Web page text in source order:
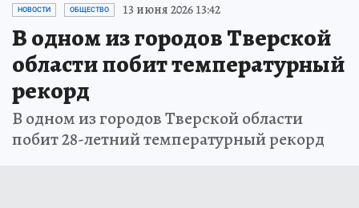
НОВОСТИ ОБЩЕСТВО 13 июня 2026 13:42
В одном из городов Тверской
области побит температурный
рекорд
В одном из городов Тверской области
побит 28-летний температурный рекорд